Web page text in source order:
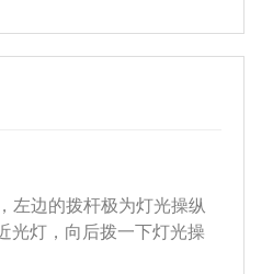
左边的拨杆极为灯光操纵
光灯，向后拨一下灯光操